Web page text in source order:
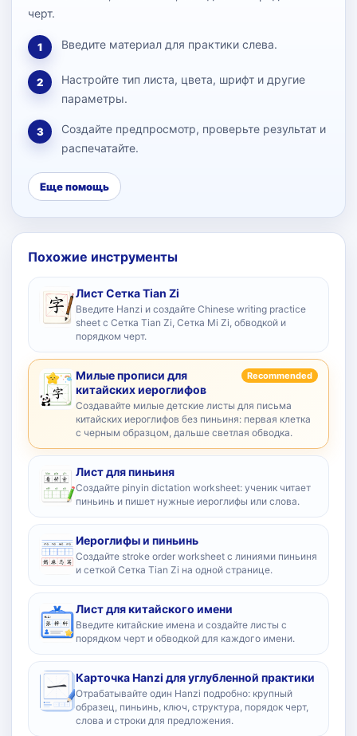
черт.
1 Введите материал для практики слева.
2
Настройте тип листа, цвета, шрифт и другие
параметры.
3
Создайте предпросмотр, проверьте результат и
распечатайте.
Еще помощь
Похожие инструменты
Лист Сетка Tian Zi
Введите Hanzi и создайте Chinese writing practice
sheet с Сетка Tian Zi, Сетка Mi Zi, обводкой и
порядком черт.
Милые прописи для
китайских иероглифов
Recommended
Создавайте милые детские листы для письма
китайских иероглифов без пиньиня: первая клетка
с черным образцом, дальше светлая обводка.
Лист для пиньиня
Создайте pinyin dictation worksheet: ученик читает
пиньинь и пишет нужные иероглифы или слова.
Иероглифы и пиньинь
Создайте stroke order worksheet с линиями пиньиня
и сеткой Сетка Tian Zi на одной странице.
Лист для китайского имени
Введите китайские имена и создайте листы с
порядком черт и обводкой для каждого имени.
Карточка Hanzi для углубленной практики
Отрабатывайте один Hanzi подробно: крупный
образец, пиньинь, ключ, структура, порядок черт,
слова и строки для предложения.